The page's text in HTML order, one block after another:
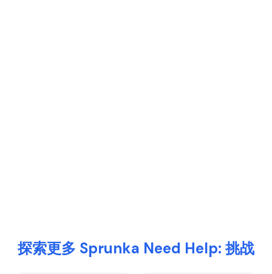
探索更多 Sprunka Need Help: 挑战